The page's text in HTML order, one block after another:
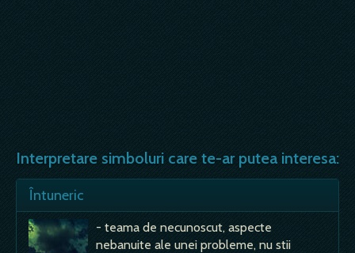
Interpretare simboluri care te-ar putea interesa:
Întuneric
- teama de necunoscut, aspecte
nebanuite ale unei probleme, nu stii